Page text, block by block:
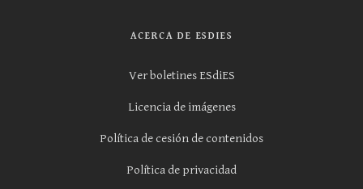
ACERCA DE ESDIES
Ver boletines ESdiES
Licencia de imágenes
Política de cesión de contenidos
Política de privacidad